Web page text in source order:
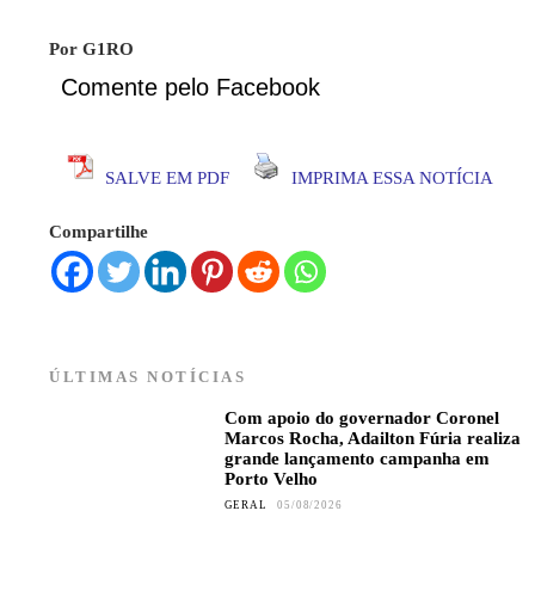
Por G1RO
Comente pelo Facebook
SALVE EM PDF IMPRIMA ESSA NOTÍCIA
Compartilhe
ÚLTIMAS NOTÍCIAS
Com apoio do governador Coronel
Marcos Rocha, Adailton Fúria realiza
grande lançamento campanha em
Porto Velho
GERAL 05/08/2026